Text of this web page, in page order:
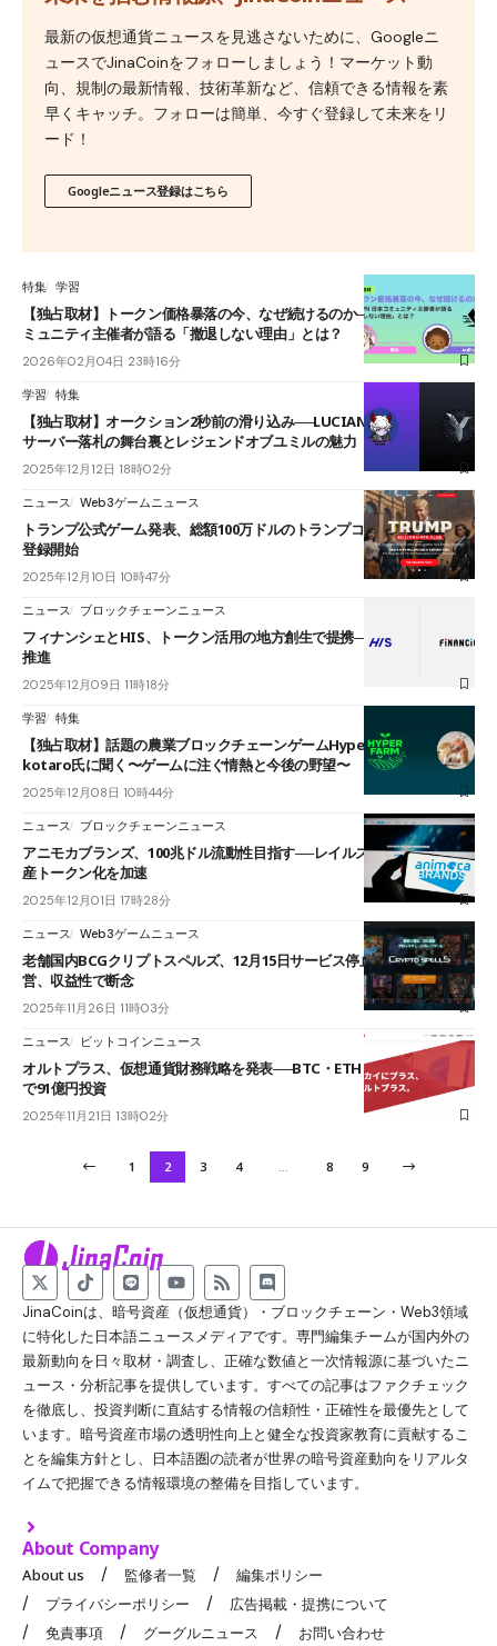
最新の仮想通貨ニュースを見逃さないために、Googleニ
ュースでJinaCoinをフォローしましょう！マーケット動
向、規制の最新情報、技術革新など、信頼できる情報を素
早くキャッチ。フォローは簡単、今すぐ登録して未来をリ
ード！
Googleニュース登録はこちら
特集 学習
【独占取材】トークン価格暴落の今、なぜ続けるのか──STEPN日本コ
ミュニティ主催者が語る「撤退しない理由」とは？
2026年02月04日 23時16分
学習 特集
【独占取材】オークション2秒前の滑り込み──LUCIAN氏が語るISEKAI
サーバー落札の舞台裏とレジェンドオブユミルの魅力
2025年12月12日 18時02分
ニュース Web3ゲームニュース
トランプ公式ゲーム発表、総額100万ドルのトランプコイン報酬──事前
登録開始
2025年12月10日 10時47分
ニュース ブロックチェーンニュース
フィナンシェとHIS、トークン活用の地方創生で提携──関係人口創出を
推進
2025年12月09日 11時18分
学習 特集
【独占取材】話題の農業ブロックチェーンゲームHyper Farm責任者
kotaro氏に聞く〜ゲームに注ぐ情熱と今後の野望〜
2025年12月08日 10時44分
ニュース ブロックチェーンニュース
アニモカブランズ、100兆ドル流動性目指す──レイルズと提携、実物資
産トークン化を加速
2025年12月01日 17時28分
ニュース Web3ゲームニュース
老舗国内BCGクリプトスペルズ、12月15日サービス停止──6年半の運
営、収益性で断念
2025年11月26日 11時03分
ニュース ビットコインニュース
オルトプラス、仮想通貨財務戦略を発表──BTC・ETH・SOL購入、5年
で91億円投資
2025年11月21日 13時02分
1 2 3 4 8 9
JinaCoinは、暗号資産（仮想通貨）・ブロックチェーン・Web3領域
に特化した日本語ニュースメディアです。専門編集チームが国内外の
最新動向を日々取材・調査し、正確な数値と一次情報源に基づいたニ
ュース・分析記事を提供しています。すべての記事はファクチェック
を徹底し、投資判断に直結する情報の信頼性・正確性を最優先として
います。暗号資産市場の透明性向上と健全な投資家教育に貢献するこ
とを編集方針とし、日本語圏の読者が世界の暗号資産動向をリアルタ
イムで把握できる情報環境の整備を目指しています。
About Company
About us 監修者一覧
編集ポリシー
プライバシーポリシー
広告掲載・提携について
免責事項
グーグルニュース お問い合わせ